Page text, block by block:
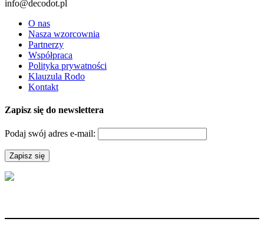
info@decodot.pl
O nas
Nasza wzorcownia
Partnerzy
Współpraca
Polityka prywatności
Klauzula Rodo
Kontakt
Zapisz się do newslettera
Podaj swój adres e-mail: